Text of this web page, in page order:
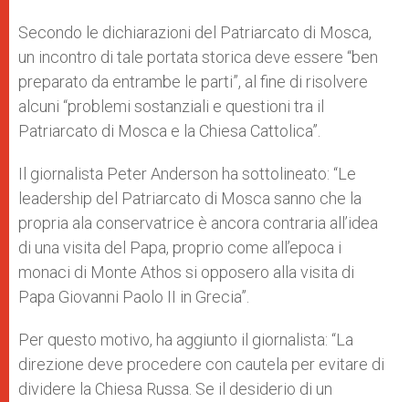
Secondo le dichiarazioni del Patriarcato di Mosca,
un incontro di tale portata storica deve essere “ben
preparato da entrambe le parti”, al fine di risolvere
alcuni “problemi sostanziali e questioni tra il
Patriarcato di Mosca e la Chiesa Cattolica”.
Il giornalista Peter Anderson ha sottolineato: “Le
leadership del Patriarcato di Mosca sanno che la
propria ala conservatrice è ancora contraria all’idea
di una visita del Papa, proprio come all’epoca i
monaci di Monte Athos si opposero alla visita di
Papa Giovanni Paolo II in Grecia”.
Per questo motivo, ha aggiunto il giornalista: “La
direzione deve procedere con cautela per evitare di
dividere la Chiesa Russa. Se il desiderio di un